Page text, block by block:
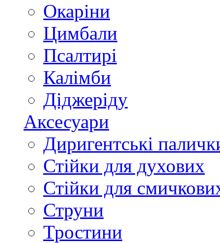
Окаріни
Цимбали
Псалтирі
Калімби
Діджеріду
Аксесуари
Диригентські
Стійки для духових
Стійки для
Струни
Тростини